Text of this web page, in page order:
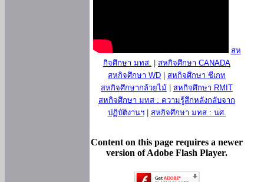
สห
กิจศึกษา มทส.
สหกิจศึกษา CANADA
สหกิจศึกษา WD
สหกิจศึกษา ซีเกท
สหกิจศึกษากล้วยไม้
สหกิจศึกษา RMIT
สหกิจศึกษา มทส : ความรู้สึกหลังกลับจาก
ปฏิบัติงานฯ| สหกิจศึกษา มทส : นศ.
Content on this page requires a newer
version of Adobe Flash Player.